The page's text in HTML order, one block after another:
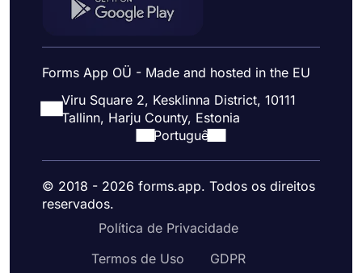
Forms App OÜ - Made and hosted in the EU
Viru Square 2, Kesklinna District, 10111
Tallinn, Harju County, Estonia
Portuguê
© 2018 - 2026 forms.app. Todos os direitos
reservados.
Política de Privacidade
Termos de Uso
GDPR